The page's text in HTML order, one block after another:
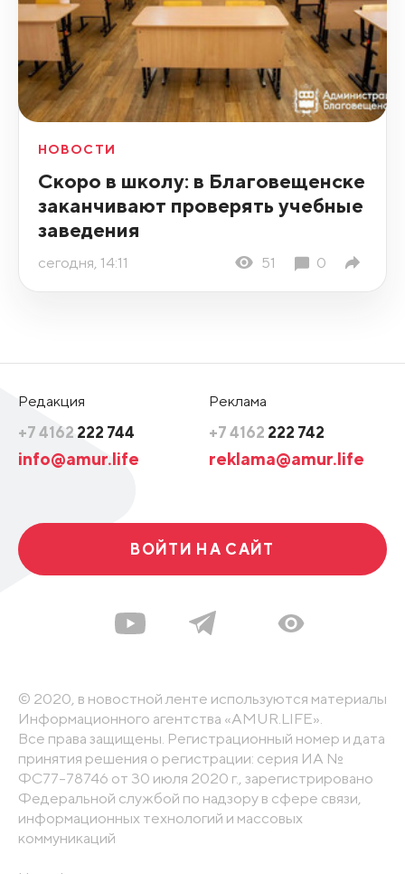
НОВОСТИ
Скоро в школу: в Благовещенске
заканчивают проверять учебные
заведения
сегодня, 14:11 51 0
Редакция
+7 4162 222 744
info@amur.life
Реклама
+7 4162 222 742
reklama@amur.life
ВОЙТИ НА САЙТ
© 2020, в новостной ленте используются материалы
Информационного агентства «AMUR.LIFE».
Все права защищены. Регистрационный номер и дата
принятия решения о регистрации: серия ИА №
ФС77-78746 от 30 июля 2020 г., зарегистрировано
Федеральной службой по надзору в сфере связи,
информационных технологий и массовых
коммуникаций